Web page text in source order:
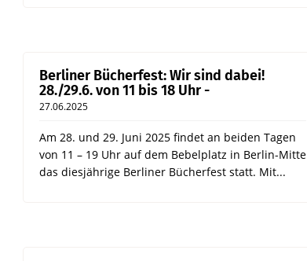
Berliner Bücherfest: Wir sind dabei!
28./29.6. von 11 bis 18 Uhr -
27.06.2025
Am 28. und 29. Juni 2025 findet an beiden Tagen
von 11 – 19 Uhr auf dem Bebelplatz in Berlin-Mitte
das diesjährige Berliner Bücherfest statt. Mit...